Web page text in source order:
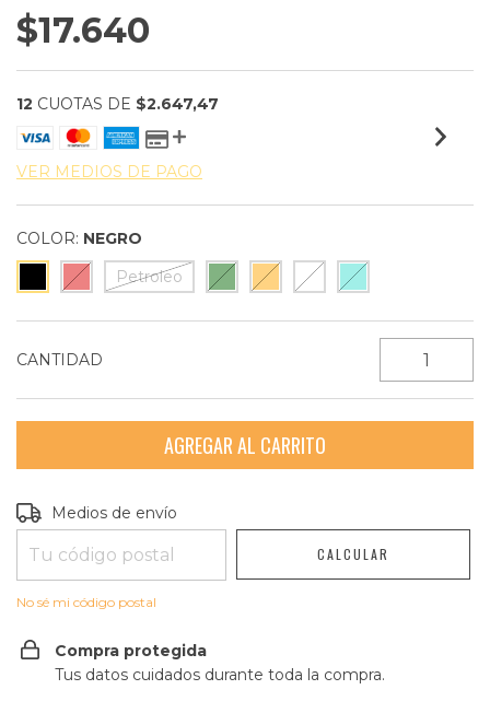
$17.640
12 CUOTAS DE $2.647,47
VER MEDIOS DE PAGO
COLOR: NEGRO
Petroleo
CANTIDAD
Entregas para el CP:
Medios de envío
CALCULAR
No sé mi código postal
Compra protegida
Tus datos cuidados durante toda la compra.